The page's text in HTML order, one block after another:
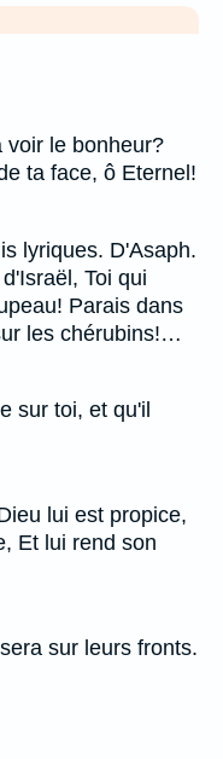
voir le bonheur?
ta face, ô Eternel!
lyriques. D'Asaph.
Toi qui
Parais dans
les chérubins!…
sur toi, et qu'il
lui est propice,
Et lui rend son
sur leurs fronts.